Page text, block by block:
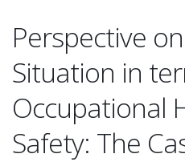
Perspective
Situation in
Occupational
Safety: The